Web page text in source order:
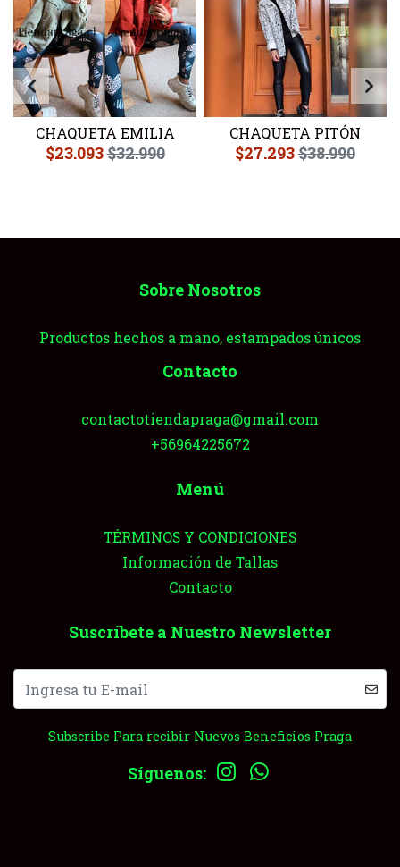
CHAQUETA EMILIA
$23.093$32.990
CHAQUETA PITÓN
$27.293$38.990
Sobre Nosotros
Productos hechos a mano, estampados únicos
Contacto
contactotiendapraga@gmail.com
+56964225672
Menú
TÉRMINOS Y CONDICIONES
Información de Tallas
Contacto
Suscríbete a Nuestro Newsletter
Subscribe Para recibir Nuevos Beneficios Praga
Síguenos: